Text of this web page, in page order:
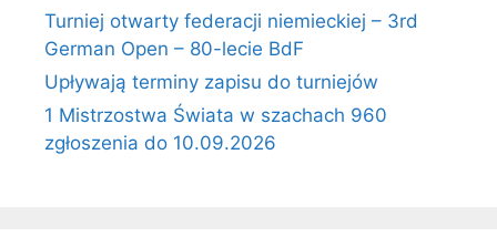
Turniej otwarty federacji niemieckiej – 3rd
German Open – 80-lecie BdF
Upływają terminy zapisu do turniejów
1 Mistrzostwa Świata w szachach 960
zgłoszenia do 10.09.2026